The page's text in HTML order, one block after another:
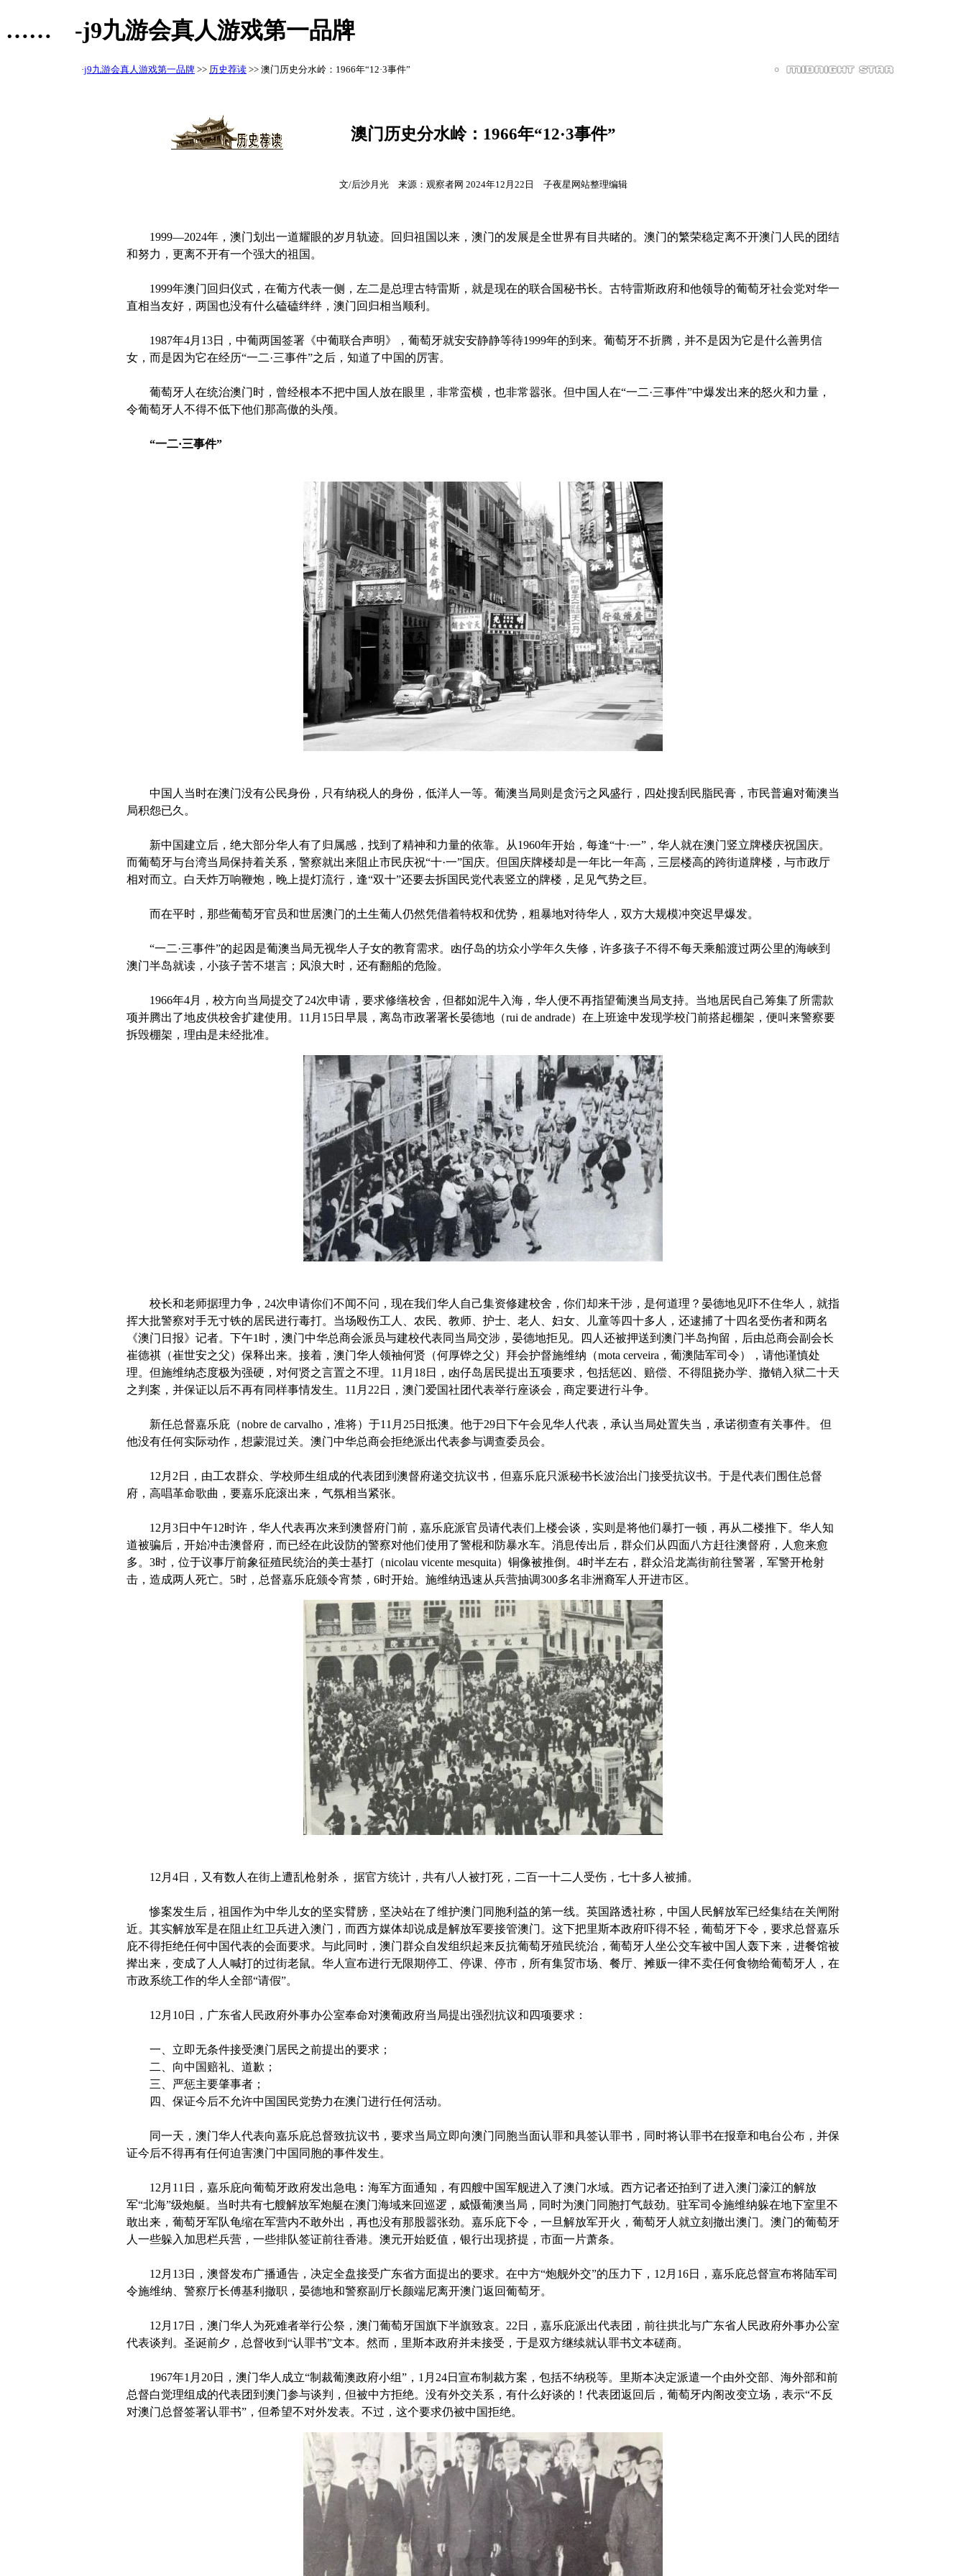
…… -j9九游会真人游戏第一品牌
·j9九游会真人游戏第一品牌 >> 历史荐读 >> 澳门历史分水岭：1966年“12·3事件”
澳门历史分水岭：1966年“12·3事件”
文/后沙月光 来源：观察者网 2024年12月22日 子夜星网站整理编辑
1999—2024年，澳门划出一道耀眼的岁月轨迹。回归祖国以来，澳门的发展是全世界有目共睹的。澳门的繁荣稳定离不开澳门人民的团结
和努力，更离不开有一个强大的祖国。
1999年澳门回归仪式，在葡方代表一侧，左二是总理古特雷斯，就是现在的联合国秘书长。古特雷斯政府和他领导的葡萄牙社会党对华一
直相当友好，两国也没有什么磕磕绊绊，澳门回归相当顺利。
1987年4月13日，中葡两国签署《中葡联合声明》，葡萄牙就安安静静等待1999年的到来。葡萄牙不折腾，并不是因为它是什么善男信
女，而是因为它在经历“一二·三事件”之后，知道了中国的厉害。
葡萄牙人在统治澳门时，曾经根本不把中国人放在眼里，非常蛮横，也非常嚣张。但中国人在“一二·三事件”中爆发出来的怒火和力量，
令葡萄牙人不得不低下他们那高傲的头颅。
“一二·三事件”
中国人当时在澳门没有公民身份，只有纳税人的身份，低洋人一等。葡澳当局则是贪污之风盛行，四处搜刮民脂民膏，市民普遍对葡澳当
局积怨已久。
新中国建立后，绝大部分华人有了归属感，找到了精神和力量的依靠。从1960年开始，每逢“十·一”，华人就在澳门竖立牌楼庆祝国庆。
而葡萄牙与台湾当局保持着关系，警察就出来阻止市民庆祝“十·一”国庆。但国庆牌楼却是一年比一年高，三层楼高的跨街道牌楼，与市政厅
相对而立。白天炸万响鞭炮，晚上提灯流行，逢“双十”还要去拆国民党代表竖立的牌楼，足见气势之巨。
而在平时，那些葡萄牙官员和世居澳门的土生葡人仍然凭借着特权和优势，粗暴地对待华人，双方大规模冲突迟早爆发。
“一二·三事件”的起因是葡澳当局无视华人子女的教育需求。凼仔岛的坊众小学年久失修，许多孩子不得不每天乘船渡过两公里的海峡到
澳门半岛就读，小孩子苦不堪言；风浪大时，还有翻船的危险。
1966年4月，校方向当局提交了24次申请，要求修缮校舍，但都如泥牛入海，华人便不再指望葡澳当局支持。当地居民自己筹集了所需款
项并腾出了地皮供校舍扩建使用。11月15日早晨，离岛市政署署长晏德地（rui de andrade）在上班途中发现学校门前搭起棚架，便叫来警察要
拆毁棚架，理由是未经批准。
校长和老师据理力争，24次申请你们不闻不问，现在我们华人自己集资修建校舍，你们却来干涉，是何道理？晏德地见吓不住华人，就指
挥大批警察对手无寸铁的居民进行毒打。当场殴伤工人、农民、教师、护士、老人、妇女、儿童等四十多人，还逮捕了十四名受伤者和两名
《澳门日报》记者。下午1时，澳门中华总商会派员与建校代表同当局交涉，晏德地拒见。四人还被押送到澳门半岛拘留，后由总商会副会长
崔德祺（崔世安之父）保释出来。接着，澳门华人领袖何贤（何厚铧之父）拜会护督施维纳（mota cerveira，葡澳陆军司令），请他谨慎处
理。但施维纳态度极为强硬，对何贤之言置之不理。11月18日，凼仔岛居民提出五项要求，包括惩凶、赔偿、不得阻挠办学、撤销入狱二十天
之判案，并保证以后不再有同样事情发生。11月22日，澳门爱国社团代表举行座谈会，商定要进行斗争。
新任总督嘉乐庇（nobre de carvalho，准将）于11月25日抵澳。他于29日下午会见华人代表，承认当局处置失当，承诺彻查有关事件。 但
他没有任何实际动作，想蒙混过关。澳门中华总商会拒绝派出代表参与调查委员会。
12月2日，由工农群众、学校师生组成的代表团到澳督府递交抗议书，但嘉乐庇只派秘书长波治出门接受抗议书。于是代表们围住总督
府，高唱革命歌曲，要嘉乐庇滚出来，气氛相当紧张。
12月3日中午12时许，华人代表再次来到澳督府门前，嘉乐庇派官员请代表们上楼会谈，实则是将他们暴打一顿，再从二楼推下。华人知
道被骗后，开始冲击澳督府，而已经在此设防的警察对他们使用了警棍和防暴水车。消息传出后，群众们从四面八方赶往澳督府，人愈来愈
多。3时，位于议事厅前象征殖民统治的美士基打（nicolau vicente mesquita）铜像被推倒。4时半左右，群众沿龙嵩街前往警署，军警开枪射
击，造成两人死亡。5时，总督嘉乐庇颁令宵禁，6时开始。施维纳迅速从兵营抽调300多名非洲裔军人开进市区。
12月4日，又有数人在街上遭乱枪射杀， 据官方统计，共有八人被打死，二百一十二人受伤，七十多人被捕。
惨案发生后，祖国作为中华儿女的坚实臂膀，坚决站在了维护澳门同胞利益的第一线。英国路透社称，中国人民解放军已经集结在关闸附
近。其实解放军是在阻止红卫兵进入澳门，而西方媒体却说成是解放军要接管澳门。这下把里斯本政府吓得不轻，葡萄牙下令，要求总督嘉乐
庇不得拒绝任何中国代表的会面要求。与此同时，澳门群众自发组织起来反抗葡萄牙殖民统治，葡萄牙人坐公交车被中国人轰下来，进餐馆被
撵出来，变成了人人喊打的过街老鼠。华人宣布进行无限期停工、停课、停市，所有集贸市场、餐厅、摊贩一律不卖任何食物给葡萄牙人，在
市政系统工作的华人全部“请假”。
12月10日，广东省人民政府外事办公室奉命对澳葡政府当局提出强烈抗议和四项要求：
一、立即无条件接受澳门居民之前提出的要求；
二、向中国赔礼、道歉；
三、严惩主要肇事者；
四、保证今后不允许中国国民党势力在澳门进行任何活动。
同一天，澳门华人代表向嘉乐庇总督致抗议书，要求当局立即向澳门同胞当面认罪和具签认罪书，同时将认罪书在报章和电台公布，并保
证今后不得再有任何迫害澳门中国同胞的事件发生。
12月11日，嘉乐庇向葡萄牙政府发出急电︰海军方面通知，有四艘中国军舰进入了澳门水域。西方记者还拍到了进入澳门濠江的解放
军“北海”级炮艇。当时共有七艘解放军炮艇在澳门海域来回巡逻，威慑葡澳当局，同时为澳门同胞打气鼓劲。驻军司令施维纳躲在地下室里不
敢出来，葡萄牙军队龟缩在军营内不敢外出，再也没有那股嚣张劲。嘉乐庇下令，一旦解放军开火，葡萄牙人就立刻撤出澳门。澳门的葡萄牙
人一些躲入加思栏兵营，一些排队签证前往香港。澳元开始贬值，银行出现挤提，市面一片萧条。
12月13日，澳督发布广播通告，决定全盘接受广东省方面提出的要求。在中方“炮舰外交”的压力下，12月16日，嘉乐庇总督宣布将陆军司
令施维纳、警察厅长傅基利撤职，晏德地和警察副厅长颜端尼离开澳门返回葡萄牙。
12月17日，澳门华人为死难者举行公祭，澳门葡萄牙国旗下半旗致哀。22日，嘉乐庇派出代表团，前往拱北与广东省人民政府外事办公室
代表谈判。圣诞前夕，总督收到“认罪书”文本。然而，里斯本政府并未接受，于是双方继续就认罪书文本磋商。
1967年1月20日，澳门华人成立“制裁葡澳政府小组”，1月24日宣布制裁方案，包括不纳税等。里斯本决定派遣一个由外交部、海外部和前
总督白觉理组成的代表团到澳门参与谈判，但被中方拒绝。没有外交关系，有什么好谈的！代表团返回后，葡萄牙内阁改变立场，表示“不反
对澳门总督签署认罪书”，但希望不对外发表。不过，这个要求仍被中国拒绝。